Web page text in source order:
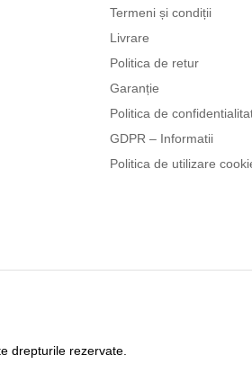
Termeni și condiții
Livrare
Politica de retur
Garanție
Politica de
GDPR – Informatii
Politica de utilizare
drepturile rezervate.